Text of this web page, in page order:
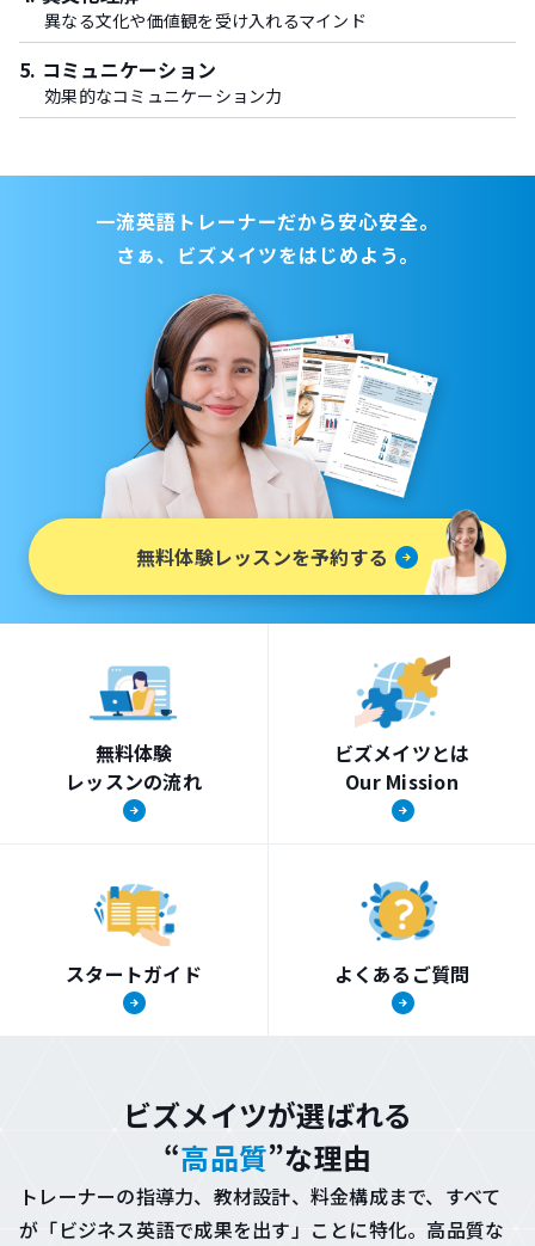
異なる文化や価値観を受け入れるマインド
5. コミュニケーション
効果的なコミュニケーション力
一流英語トレーナーだから安心安全。
さぁ、ビズメイツをはじめよう。
無料体験レッスンを予約する
無料体験
レッスンの流れ
ビズメイツとは
Our Mission
スタートガイド よくあるご質問
ビズメイツが選ばれる
“高品質”な理由
トレーナーの指導力、教材設計、料金構成まで、すべて
が「ビジネス英語で成果を出す」ことに特化。高品質な